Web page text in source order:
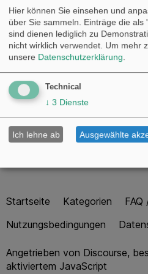
Saison 2023
Sport
formel1 ,
motorsport
Formel 1 -
Saison 2022
Sport
,
motorsport
Startseite Kategorien
FAQ
Nutzungsbedingungen
Angetrieben von Discourse,
aktiviertem JavaScript
Hier können Sie einsehen und
über Sie sammeln. Einträge die als
sind dienen lediglich zu
nicht wirklich verwendet. Um mehr
unsere Datenschutzerklärung.
Technical
↓ 3 Dienste
Ich lehne ab Ausgewählte